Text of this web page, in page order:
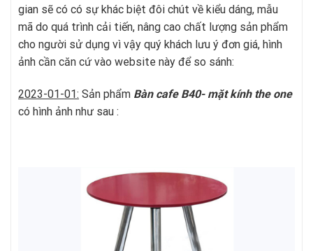
gian sẽ có có sự khác biệt đôi chút về kiểu dáng, mẫu
mã do quá trình cải tiến, nâng cao chất lượng sản phẩm
cho người sử dụng vì vậy quý khách lưu ý đơn giá, hình
ảnh cần căn cứ vào website này để so sánh:
2023-01-01: Sản phẩm Bàn cafe B40- mặt kính the one
có hình ảnh như sau :